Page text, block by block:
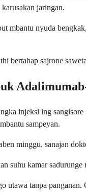
jaringan.
mbantu nyuda
bertahap sajrone
injeksi ing
sampeyan.
minggu, sanajan
suhu kamar
utawa tanpa